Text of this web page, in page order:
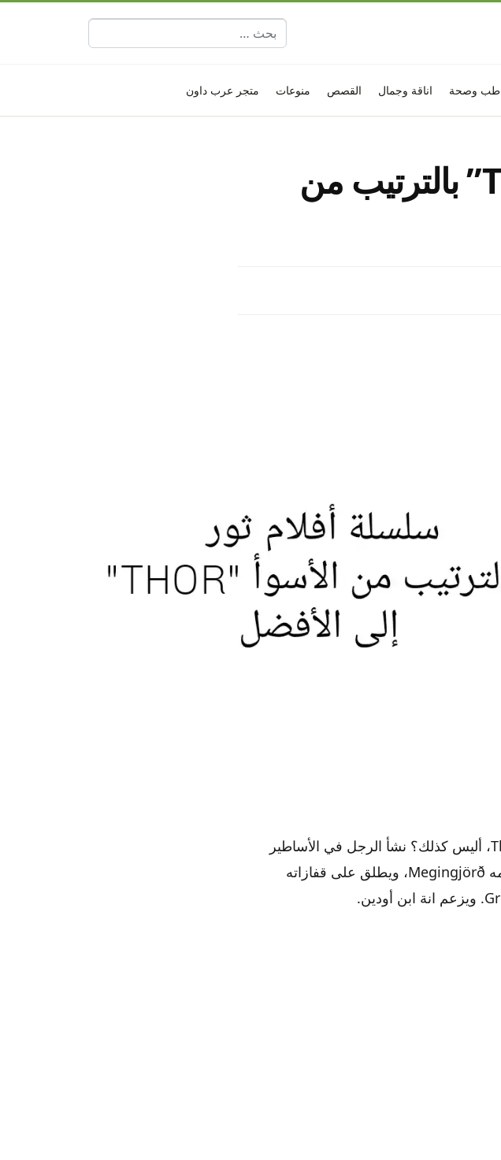
البحث عن:
طب وصحة اناقة وجمال القصص منوعات متجر عرب داون
سلسلة أفلام ثور “THOR” بالترتيب من
: نعلم جميعًا عن Thor، أليس كذلك؟ نشأ الرجل في الأساطير
الإسكندنافية. يستخدم المطرقة يا ميولنير. يسمى حزامه Megingjörð، ويطلق على قفازاته